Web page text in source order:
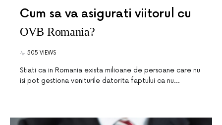
Cum sa va asigurati viitorul cu
OVB Romania?
505 VIEWS
Stiati ca in Romania exista milioane de persoane care nu
isi pot gestiona veniturile datorita faptului ca nu…